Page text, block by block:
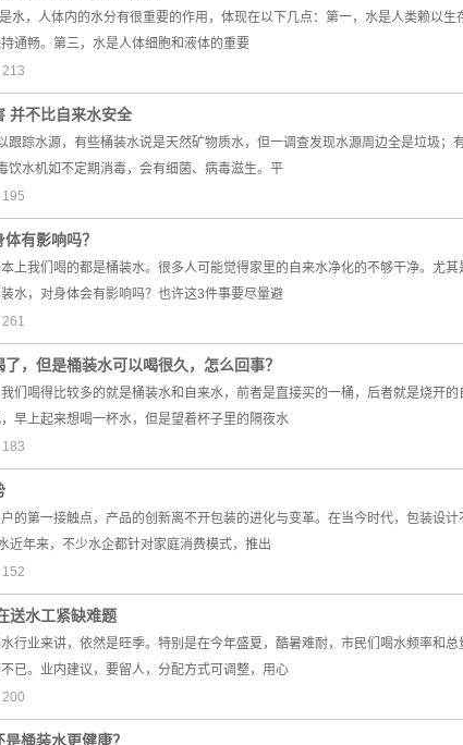
水，人体内的水分有很重要的作用，体现在以下几点：第一，水是人类赖以
通畅。第三，水是人体细胞和液体的重要
并不比自来水安全
跟踪水源，有些桶装水说是天然矿物质水，但一调查发现水源周边全是垃圾
饮水机如不定期消毒，会有细菌、病毒滋生。平
有影响吗？
上我们喝的都是桶装水。很多人可能觉得家里的自来水净化的不够干净。尤
水，对身体会有影响吗？也许这3件事要尽量避
，但是桶装水可以喝很久，怎么回事？
们喝得比较多的就是桶装水和自来水，前者是直接买的一桶，后者就是烧开
早上起来想喝一杯水，但是望着杯子里的隔夜水
的第一接触点，产品的创新离不开包装的进化与变革。在当今时代，包装设
近年来，不少水企都针对家庭消费模式，推出
送水工紧缺难题
行业来讲，依然是旺季。特别是在今年盛夏，酷暑难耐，市民们喝水频率和
已。业内建议，要留人，分配方式可调整，用心
桶装水更健康？